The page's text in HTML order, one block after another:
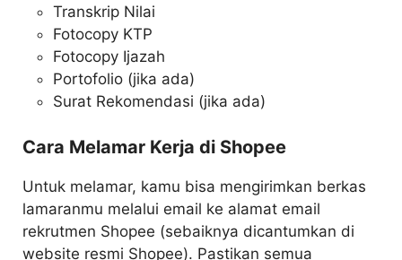
Transkrip Nilai
Fotocopy KTP
Fotocopy Ijazah
Portofolio (jika ada)
Surat Rekomendasi (jika ada)
Cara Melamar Kerja di Shopee
Untuk melamar, kamu bisa mengirimkan berkas
lamaranmu melalui email ke alamat email
rekrutmen Shopee (sebaiknya dicantumkan di
website resmi Shopee). Pastikan semua